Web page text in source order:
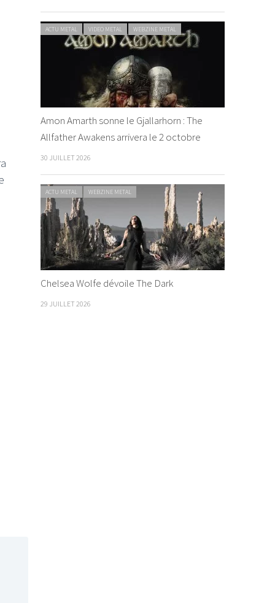
ACTU METAL VIDEO METAL WEBZINE METAL
Amon Amarth sonne le Gjallarhorn : The
Allfather Awakens arrivera le 2 octobre
30 JUILLET 2026
ACTU METAL WEBZINE METAL
Chelsea Wolfe dévoile The Dark
29 JUILLET 2026